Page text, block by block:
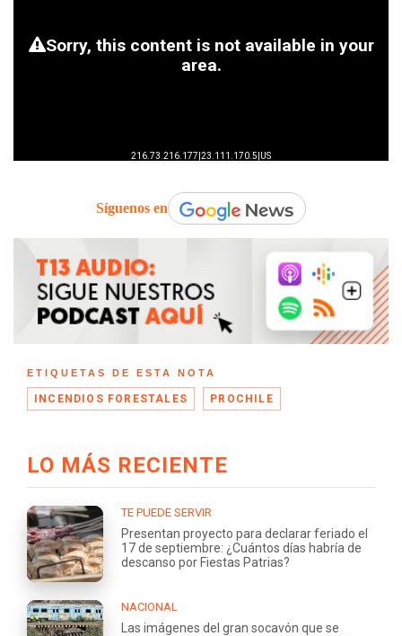
Síguenos en
ETIQUETAS DE ESTA NOTA
INCENDIOS FORESTALES PROCHILE
LO MÁS RECIENTE
TE PUEDE SERVIR
Presentan proyecto para declarar feriado el
17 de septiembre: ¿Cuántos días habría de
descanso por Fiestas Patrias?
NACIONAL
Las imágenes del gran socavón que se